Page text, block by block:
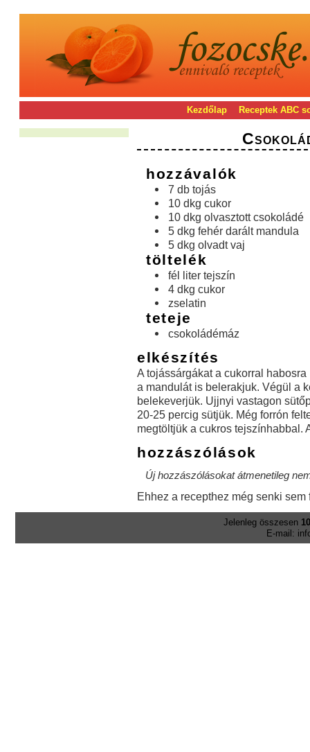
Kezdőlap Receptek ABC
hozzávalók
7 db tojás
10 dkg cukor
10 dkg olvasztott csokoládé
5 dkg fehér darált mandula
5 dkg olvadt vaj
töltelék
fél liter tejszín
4 dkg cukor
zselatin
teteje
csokoládémáz
elkészítés
A tojássárgákat a cukorral
a mandulát is belerakjuk. Végül a
belekeverjük. Ujjnyi vastagon
20-25 percig sütjük. Még forrón
megtöltjük a cukros tejszínhabbal.
hozzászólások
Új hozzászólásokat átmenetileg
Ehhez a recepthez még senki sem
Jelenleg összesen
E-mail: